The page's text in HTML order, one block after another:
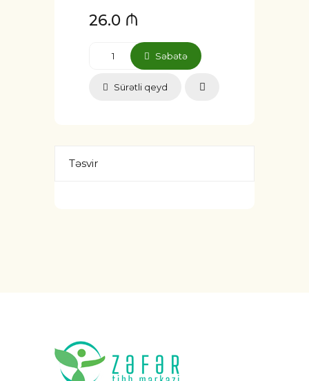
26.0 ₼
Səbətə
Sürətli qeyd
Təsvir